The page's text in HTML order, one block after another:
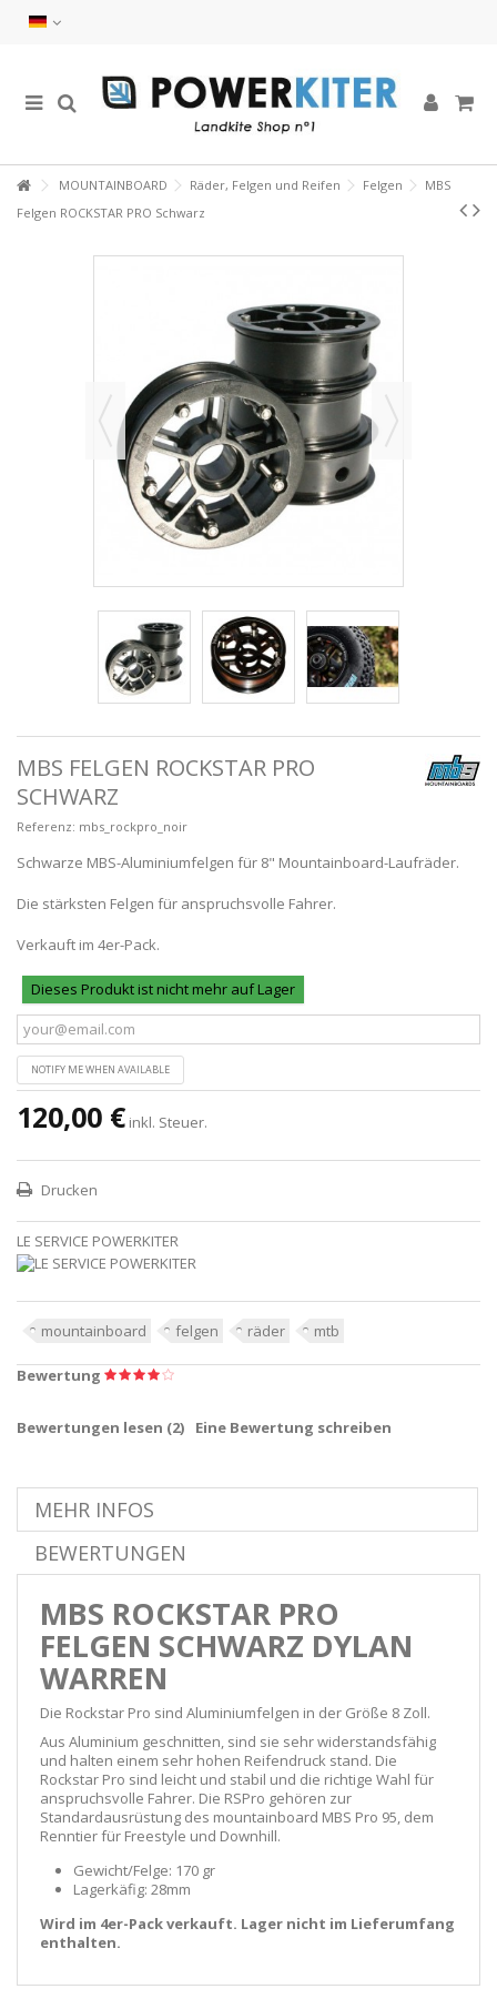
MOUNTAINBOARD Räder, Felgen und Reifen Felgen
MBS
Felgen ROCKSTAR PRO Schwarz
MBS FELGEN ROCKSTAR PRO
SCHWARZ
Referenz: mbs_rockpro_noir
Schwarze MBS-Aluminiumfelgen für 8" Mountainboard-Laufräder.
Die stärksten Felgen für anspruchsvolle Fahrer.
Verkauft im 4er-Pack.
Dieses Produkt ist nicht mehr auf Lager
NOTIFY ME WHEN AVAILABLE
120,00 € inkl. Steuer.
Drucken
LE SERVICE POWERKITER
mountainboard felgen räder mtb
Bewertung
Bewertungen lesen (2) Eine Bewertung schreiben
MEHR INFOS
BEWERTUNGEN
MBS ROCKSTAR PRO
FELGEN SCHWARZ DYLAN
WARREN
Die Rockstar Pro sind Aluminiumfelgen in der Größe 8 Zoll.
Aus Aluminium geschnitten, sind sie sehr widerstandsfähig
und halten einem sehr hohen Reifendruck stand. Die
Rockstar Pro sind leicht und stabil und die richtige Wahl für
anspruchsvolle Fahrer. Die RSPro gehören zur
Standardausrüstung des mountainboard MBS Pro 95, dem
Renntier für Freestyle und Downhill.
Gewicht/Felge: 170 gr
Lagerkäfig: 28mm
Wird im 4er-Pack verkauft. Lager nicht im Lieferumfang
enthalten.